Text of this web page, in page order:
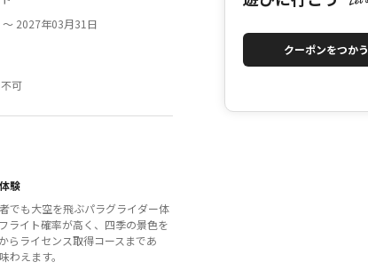
2027年03月31日
可
験
でも大空を飛ぶパラグライダー体
ライト確率が高く、四季の景色を
らライセンス取得コースまであ
わえます。
クーポンをつかう